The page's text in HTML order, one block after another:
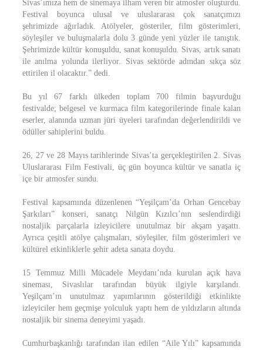
Sivas’ımıza hem de sinemaya ilham veren bir atmosfer oluşturdu.
Festival boyunca ulusal ve uluslararası çok sanatçımızı
şehrimizde ağırladık. Atölyeler, gösteriler, film gösterimleri,
söyleşiler ve buluşmalarla dolu 3 günde yeni yüzler ile tanıştık.
Şehrimizde kültür konuşuldu, sanat konuşuldu. Sivas, artık sanatı
ile anılma yolunda ilerliyor. Sivas sektörde adından sıkça söz
ettirilen il olacaktır.” dedi.
Bu yıl 67 farklı ülkeden toplam 700 filmin başvurduğu
festivalde; belgesel ve kurmaca film kategorilerinde finale kalan
eserler, alanında uzman jüri üyeleri tarafından değerlendirildi ve
ödüller sahiplerini buldu.
26, 27 ve 28 Mayıs tarihlerinde Sivas’ta gerçekleştirilen 2. Sivas
Uluslararası Film Festivali, üç gün boyunca kültür ve sanatla iç
içe bir atmosfer sundu.
Festival kapsamında düzenlenen “Yeşilçam’da Orhan Gencebay
Şarkıları” konseri, sanatçı Nilgün Kızılcı’nın seslendirdiği
nostaljik parçalarla izleyicilere unutulmaz bir akşam yaşattı.
Ayrıca çeşitli atölye çalışmaları, söyleşiler, film gösterimleri ve
kültürel etkinliklerle şehir adeta sanata doydu.
15 Temmuz Milli Mücadele Meydanı’nda kurulan açık hava
sineması, Sivaslılar tarafından büyük ilgiyle karşılandı.
Yeşilçam’ın unutulmaz yapımlarının gösterildiği etkinlikte
izleyiciler hem geçmişe yolculuk yaptı hem de yıldızların altında
nostaljik bir sinema deneyimi yaşadı.
Cumhurbaşkanlığı tarafından ilan edilen “Aile Yılı” kapsamında